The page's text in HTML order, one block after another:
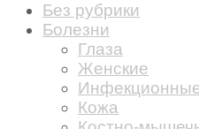
Без рубрики
Болезни
Глаза
Женские
Кожа